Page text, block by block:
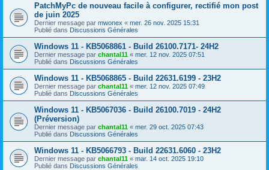
PatchMyPc de nouveau facile à configurer, rectifié mon post
de juin 2025
Dernier message par mwonex « mer. 26 nov. 2025 15:31
Publié dans Discussions Générales
Windows 11 - KB5068861 - Build 26100.7171- 24H2
Dernier message par chantal11 « mer. 12 nov. 2025 07:51
Publié dans Discussions Générales
Windows 11 - KB5068865 - Build 22631.6199 - 23H2
Dernier message par chantal11 « mer. 12 nov. 2025 07:49
Publié dans Discussions Générales
Windows 11 - KB5067036 - Build 26100.7019 - 24H2
(Préversion)
Dernier message par chantal11 « mer. 29 oct. 2025 07:43
Publié dans Discussions Générales
Windows 11 - KB5066793 - Build 22631.6060 - 23H2
Dernier message par chantal11 « mar. 14 oct. 2025 19:10
Publié dans Discussions Générales